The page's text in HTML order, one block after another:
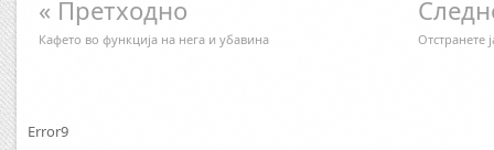
« Претходно
Кафето во функција на нега и убавина Отстранете
Error9